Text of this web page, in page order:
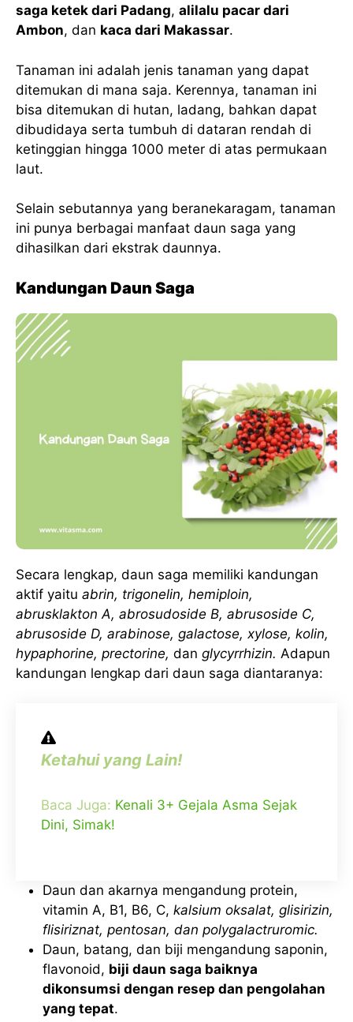
saga ketek dari Padang, alilalu pacar dari
Ambon, dan kaca dari Makassar.
Tanaman ini adalah jenis tanaman yang dapat
ditemukan di mana saja. Kerennya, tanaman ini
bisa ditemukan di hutan, ladang, bahkan dapat
dibudidaya serta tumbuh di dataran rendah di
ketinggian hingga 1000 meter di atas permukaan
laut.
Selain sebutannya yang beranekaragam, tanaman
ini punya berbagai manfaat daun saga yang
dihasilkan dari ekstrak daunnya.
Kandungan Daun Saga
Secara lengkap, daun saga memiliki kandungan
aktif yaitu abrin, trigonelin, hemiploin,
abrusklakton A, abrosudoside B, abrusoside C,
abrusoside D, arabinose, galactose, xylose, kolin,
hypaphorine, prectorine, dan glycyrrhizin. Adapun
kandungan lengkap dari daun saga diantaranya:
Ketahui yang Lain!
Baca Juga: Kenali 3+ Gejala Asma Sejak
Dini, Simak!
Daun dan akarnya mengandung protein,
vitamin A, B1, B6, C, kalsium oksalat, glisirizin,
flisiriznat, pentosan, dan polygalactruromic.
Daun, batang, dan biji mengandung saponin,
flavonoid, biji daun saga baiknya
dikonsumsi dengan resep dan pengolahan
yang tepat.